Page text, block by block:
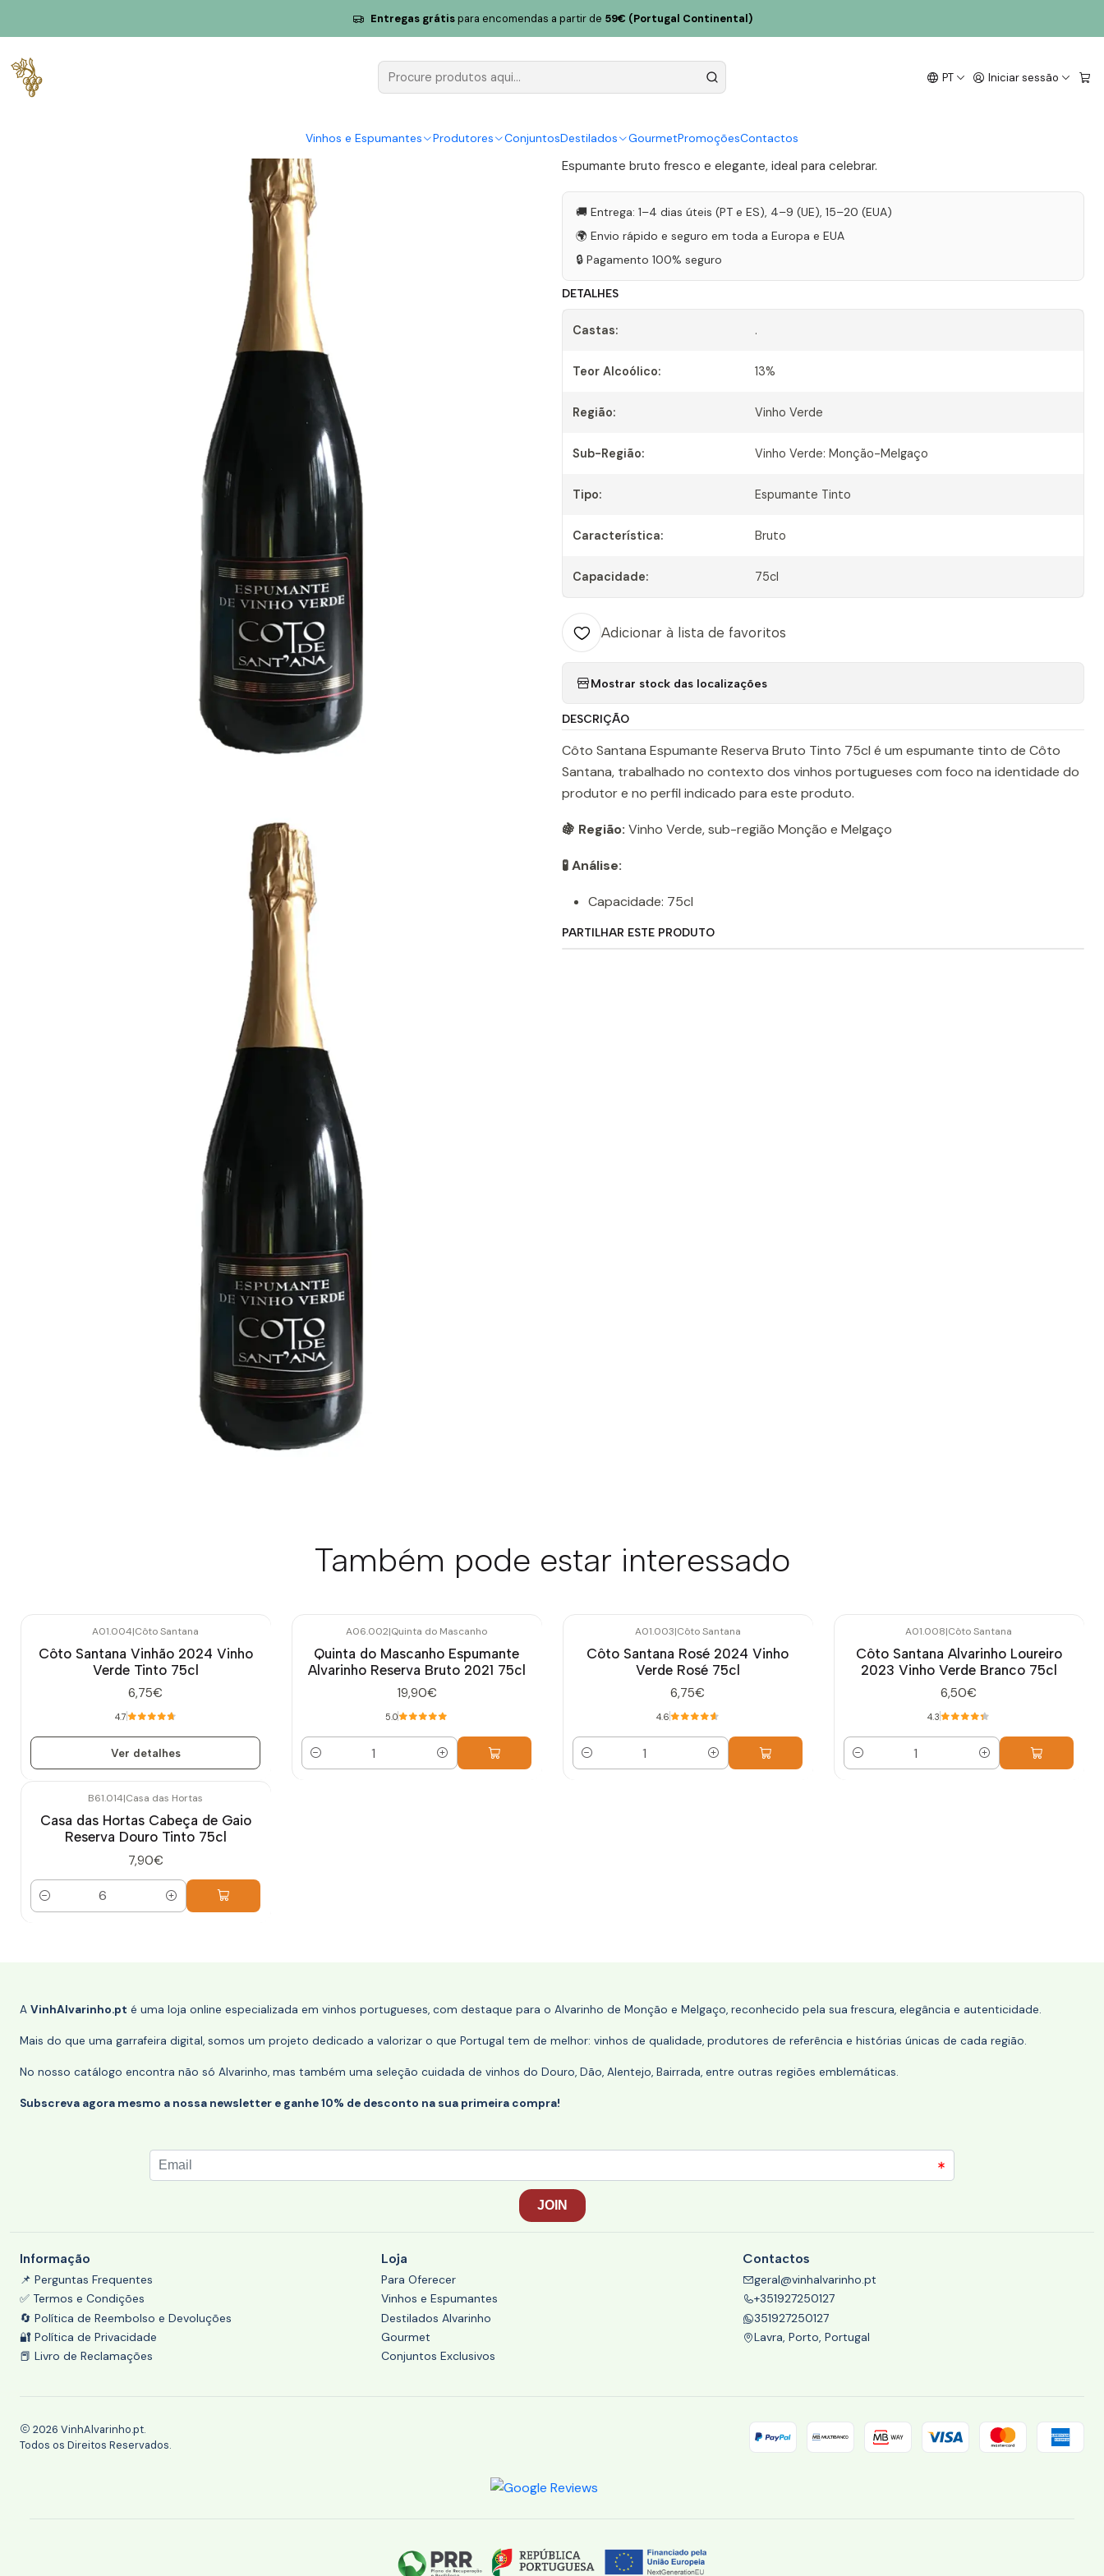
PT Iniciar sessão
Vinhos e Espumantes Produtores ConjuntosDestilados GourmetPromoçõesContactos
Entregas grátispara encomendas a partir de 59€ (Portugal Continental)
Côto Santana Espumante Reserva Bruto 2017 Tinto 75cl
Côto Santana Espumante Reserva
|
Espumante bruto fresco e elegante, ideal para celebrar.
🚚 Entrega: 1–4 dias úteis (PT e ES), 4–9 (UE), 15–20 (EUA)
🌍 Envio rápido e seguro em toda a Europa e EUA
🔒 Pagamento 100% seguro
DETALHES
Castas: .
Teor Alcoólico: 13%
Região: Vinho Verde
Sub-Região: Vinho Verde: Monção-Melgaço
Tipo: Espumante Tinto
Característica: Bruto
Capacidade: 75cl
Adicionar à lista de favoritos
Mostrar stock das localizações
DESCRIÇÃO
Côto Santana Espumante Reserva Bruto Tinto 75cl é um espumante tinto de Côto
Santana, trabalhado no contexto dos vinhos portugueses com foco na identidade do
produtor e no perfil indicado para este produto.
🍇 Região: Vinho Verde, sub-região Monção e Melgaço
🧪 Análise:
Capacidade: 75cl
PARTILHAR ESTE PRODUTO
Também pode estar interessado
A01.004|Côto Santana
Côto Santana Vinhão 2024 Vinho
Verde Tinto 75cl
6,75€
4.7
Ver detalhes
A06.002|Quinta do Mascanho
Quinta do Mascanho Espumante
Alvarinho Reserva Bruto 2021 75cl
19,90€
5.0
Quantidade
A01.003|Côto Santana
Côto Santana Rosé 2024 Vinho
Verde Rosé 75cl
6,75€
4.6
Quantidade
A01.008|Côto Santana
Côto Santana Alvarinho Loureiro
2023 Vinho Verde Branco 75cl
6,50€
4.3
Quantidade
B61.014|Casa das Hortas
Casa das Hortas Cabeça de Gaio
Reserva Douro Tinto 75cl
7,90€
Quantidade
A VinhAlvarinho.pt é uma loja online especializada em vinhos portugueses, com destaque para o Alvarinho de Monção e Melgaço, reconhecido pela sua frescura, elegância e autenticidade.
Mais do que uma garrafeira digital, somos um projeto dedicado a valorizar o que Portugal tem de melhor: vinhos de qualidade, produtores de referência e histórias únicas de cada região.
No nosso catálogo encontra não só Alvarinho, mas também uma seleção cuidada de vinhos do Douro, Dão, Alentejo, Bairrada, entre outras regiões emblemáticas.
Subscreva agora mesmo a nossa newsletter e ganhe 10% de desconto na sua primeira compra!
Informação
📌 Perguntas Frequentes
✅ Termos e Condições
🔄 Política de Reembolso e Devoluções
🔐 Política de Privacidade
📕 Livro de Reclamações
Loja
Para Oferecer
Vinhos e Espumantes
Destilados Alvarinho
Gourmet
Conjuntos Exclusivos
Contactos
geral@vinhalvarinho.pt
+351927250127
351927250127
Lavra, Porto, Portugal
2026 VinhAlvarinho.pt.
Todos os Direitos Reservados.